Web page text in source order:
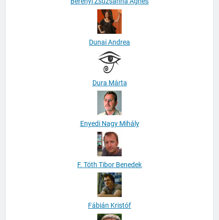
Dunai Andrea
Dura Márta
Enyedi Nagy Mihály
F. Tóth Tibor Benedek
Fábián Kristóf